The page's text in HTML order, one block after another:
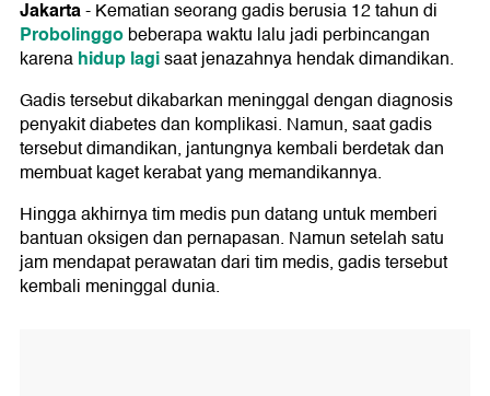
Jakarta-Kematian seorang gadis berusia 12 tahun di
Probolinggobeberapa waktu lalu jadi perbincangan
karenahidup lagisaat jenazahnya hendak dimandikan.
Gadis tersebut dikabarkan meninggal dengan diagnosis
penyakit diabetes dan komplikasi. Namun, saat gadis
tersebut dimandikan, jantungnya kembali berdetak dan
membuat kaget kerabat yang memandikannya.
Hingga akhirnya tim medis pun datang untuk memberi
bantuan oksigen dan pernapasan. Namun setelah satu
jam mendapat perawatan dari tim medis, gadis tersebut
kembali meninggal dunia.